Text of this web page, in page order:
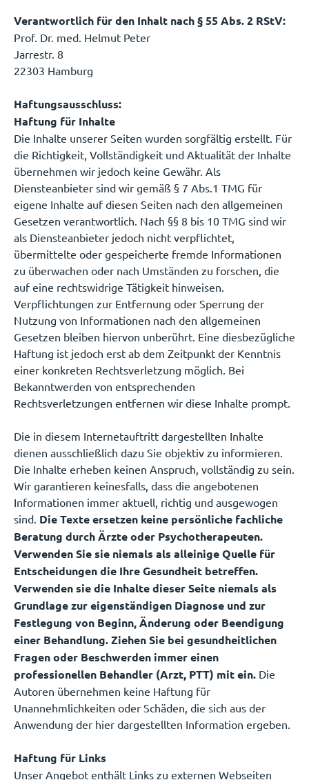
Verantwortlich für den Inhalt nach § 55 Abs. 2 RStV:
Prof. Dr. med. Helmut Peter
Jarrestr. 8
22303 Hamburg
Haftungsausschluss:
Haftung für Inhalte
Die Inhalte unserer Seiten wurden sorgfältig erstellt. Für
die Richtigkeit, Vollständigkeit und Aktualität der Inhalte
übernehmen wir jedoch keine Gewähr. Als
Diensteanbieter sind wir gemäß § 7 Abs.1 TMG für
eigene Inhalte auf diesen Seiten nach den allgemeinen
Gesetzen verantwortlich. Nach §§ 8 bis 10 TMG sind wir
als Diensteanbieter jedoch nicht verpflichtet,
übermittelte oder gespeicherte fremde Informationen
zu überwachen oder nach Umständen zu forschen, die
auf eine rechtswidrige Tätigkeit hinweisen.
Verpflichtungen zur Entfernung oder Sperrung der
Nutzung von Informationen nach den allgemeinen
Gesetzen bleiben hiervon unberührt. Eine diesbezügliche
Haftung ist jedoch erst ab dem Zeitpunkt der Kenntnis
einer konkreten Rechtsverletzung möglich. Bei
Bekanntwerden von entsprechenden
Rechtsverletzungen entfernen wir diese Inhalte prompt.
Die in diesem Internetauftritt dargestellten Inhalte
dienen ausschließlich dazu Sie objektiv zu informieren.
Die Inhalte erheben keinen Anspruch, vollständig zu sein.
Wir garantieren keinesfalls, dass die angebotenen
Informationen immer aktuell, richtig und ausgewogen
sind. Die Texte ersetzen keine persönliche fachliche
Beratung durch Ärzte oder Psychotherapeuten.
Verwenden Sie sie niemals als alleinige Quelle für
Entscheidungen die Ihre Gesundheit betreffen.
Verwenden sie die Inhalte dieser Seite niemals als
Grundlage zur eigenständigen Diagnose und zur
Festlegung von Beginn, Änderung oder Beendigung
einer Behandlung. Ziehen Sie bei gesundheitlichen
Fragen oder Beschwerden immer einen
professionellen Behandler (Arzt, PTT) mit ein. Die
Autoren übernehmen keine Haftung für
Unannehmlichkeiten oder Schäden, die sich aus der
Anwendung der hier dargestellten Information ergeben.
Haftung für Links
Unser Angebot enthält Links zu externen Webseiten